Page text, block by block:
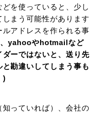
を使っていると、少し
まう可能性があります
アドレスを作られる事
yahooやhotmailなど
ーではないと、送り先
勘違いしてしまう事も
)
っていれば）、会社の